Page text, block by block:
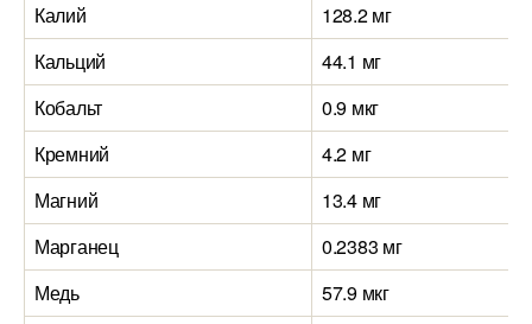
Калий
128.2 мг
Кальций
44.1 мг
Кобальт
0.9 мкг
Кремний
4.2 мг
Магний
13.4 мг
Марганец
0.2383 мг
Медь
57.9 мкг